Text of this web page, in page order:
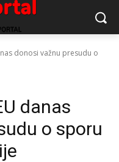
donosi važnu presudu o
danas
o sporu